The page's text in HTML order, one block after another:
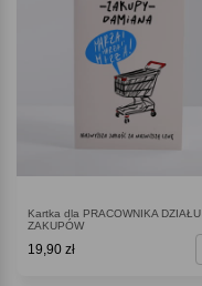
Kartka dla PRACOWNIKA DZIAŁU
ZAKUPÓW
19,90 zł